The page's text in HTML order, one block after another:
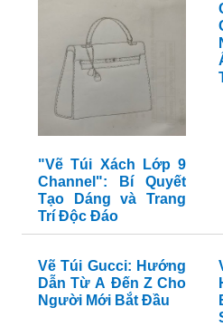
"Vẽ Túi Xách Lớp 9
Channel": Bí Quyết
Tạo Dáng và Trang
Trí Độc Đáo
Vẽ Túi Gucci: Hướng
Dẫn Từ A Đến Z Cho
Người Mới Bắt Đầu